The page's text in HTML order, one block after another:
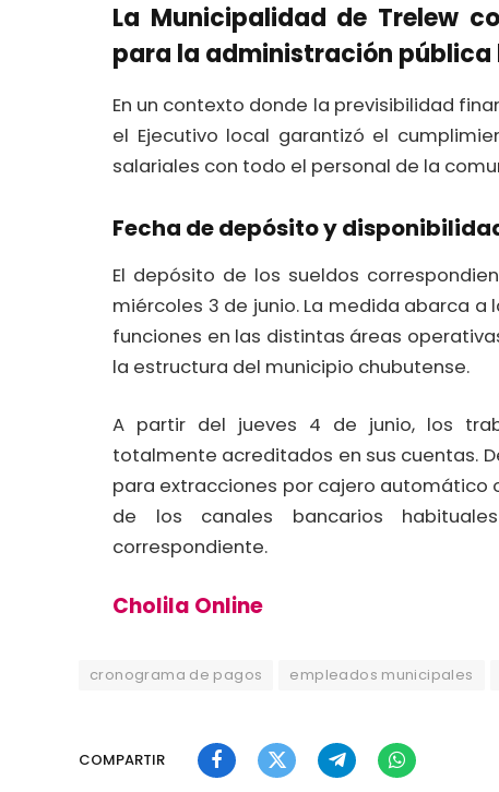
La Municipalidad de Trelew
para la administración pública
En un contexto donde la previsibilidad
el Ejecutivo local garantizó el
salariales con todo el personal de la
Fecha de depósito y
El depósito de los sueldos
miércoles 3 de junio. La medida abarca
funciones en las distintas áreas
la estructura del municipio chubutense.
A partir del jueves 4 de junio, los
totalmente acreditados en sus cuentas.
para extracciones por cajero automático
de los canales bancarios
correspondiente.
Cholila Online
cronograma de pagos empleados municipales
COMPARTIR
FacebookTwitterTelegramWhatsApp